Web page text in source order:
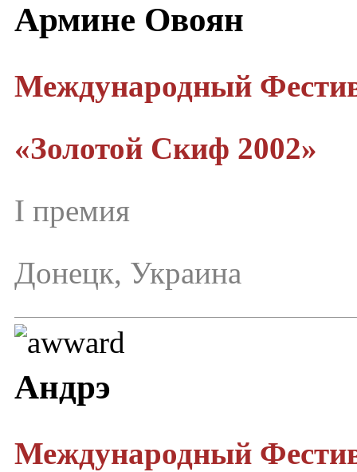
Армине Овоян
Международный
«Золотой Скиф 2002»
I премия
Донецк, Украина
Андрэ
Международный